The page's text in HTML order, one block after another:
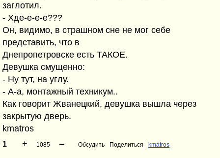
заглотил.
- Хде-е-е-е???
Он, видимо, в страшном сне не мог себе
представить, что в
Днепропетровске есть ТАКОЕ.
Девушка смущенно:
- Ну тут, на углу.
- А-а, монтажный техникум..
Как говорит Жванецкий, девушка вышла через
закрытую дверь.
kmatros
1 + 1085 – Обсудить Поделиться kmatros